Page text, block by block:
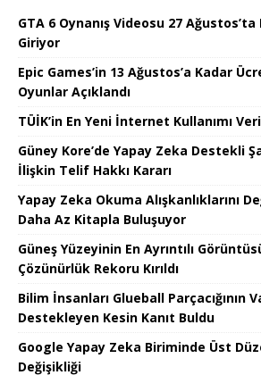
GTA 6 Oynanış Videosu 27
Giriyor
Epic Games’in 13 Ağustos’a Kadar
Oyunlar Açıklandı
TÜİK’in En Yeni İnternet Kullanımı
Güney Kore’de Yapay Zeka Destekli
İlişkin Telif Hakkı Kararı
Yapay Zeka Okuma Alışkanlıklarını
Daha Az Kitapla Buluşuyor
Güneş Yüzeyinin En Ayrıntılı
Çözünürlük Rekoru Kırıldı
Bilim İnsanları Glueball Parçacığının
Destekleyen Kesin Kanıt Buldu
Google Yapay Zeka Biriminde Üst
Değişikliği